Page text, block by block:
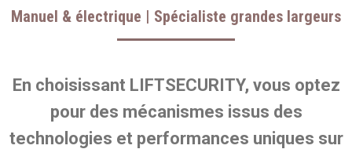
Manuel & électrique | Spécialiste grandes largeurs
En choisissant LIFTSECURITY, vous optez
pour des mécanismes issus des
technologies et performances uniques sur